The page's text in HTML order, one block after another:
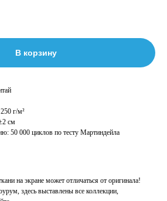
В корзину
г/м²
см
50 000 циклов по тесту Мартиндейла
на экране может отличаться от оригинала!
здесь выставлены все коллекции,